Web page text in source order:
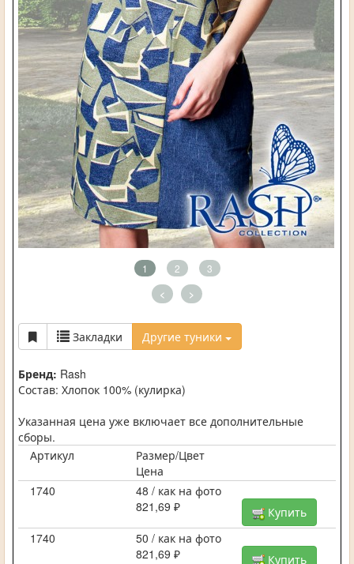
1 2 3
< >
Закладки Другие туники
Бренд: Rash
Состав: Хлопок 100% (кулирка)
Указанная цена уже включает все дополнительные
сборы.
Артикул
Размер/Цвет
Цена
1740
48 / как на фото
821,69 ₽
Купить
1740
50 / как на фото
821,69 ₽
Купить